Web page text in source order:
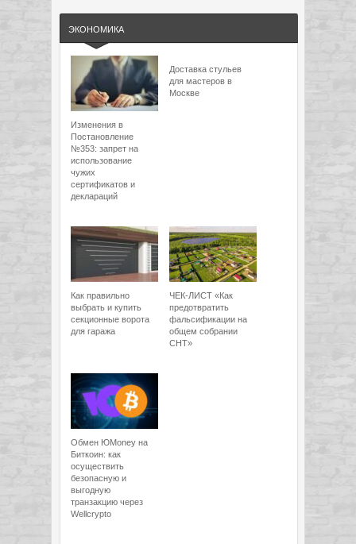
ЭКОНОМИКА
Изменения в
Постановление
№353: запрет на
использование
чужих
сертификатов и
деклараций
Доставка стульев
для мастеров в
Москве
Как правильно
выбрать и купить
секционные ворота
для гаража
ЧЕК-ЛИСТ «Как
предотвратить
фальсификации на
общем собрании
СНТ»
Обмен ЮMoney на
Биткоин: как
осуществить
безопасную и
выгодную
транзакцию через
Wellcrypto